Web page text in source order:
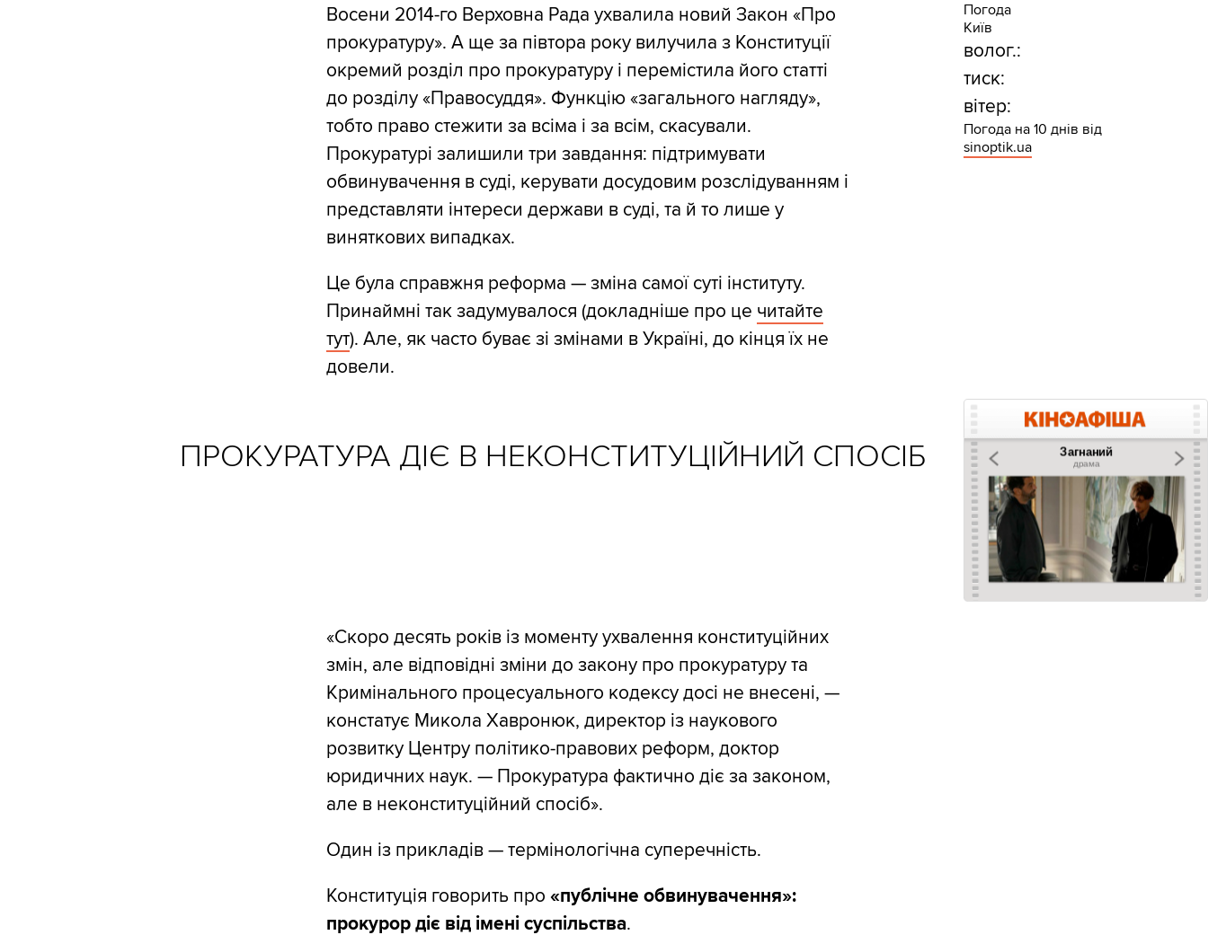
Восени 2014-го Верховна Рада ухвалила новий Закон «Про
прокуратуру». А ще за півтора року вилучила з Конституції
окремий розділ про прокуратуру і перемістила його статті
до розділу «Правосуддя». Функцію «загального нагляду»,
тобто право стежити за всіма і за всім, скасували.
Прокуратурі залишили три завдання: підтримувати
обвинувачення в суді, керувати досудовим розслідуванням і
представляти інтереси держави в суді, та й то лише у
виняткових випадках.
Це була справжня реформа — зміна самої суті інституту.
Принаймні так задумувалося (докладніше про це читайте
тут). Але, як часто буває зі змінами в Україні, до кінця їх не
довели.
ПРОКУРАТУРА ДІЄ В НЕКОНСТИТУЦІЙНИЙ СПОСІБ
«Скоро десять років із моменту ухвалення конституційних
змін, але відповідні зміни до закону про прокуратуру та
Кримінального процесуального кодексу досі не внесені, —
констатує Микола Хавронюк, директор із наукового
розвитку Центру політико-правових реформ, доктор
юридичних наук. — Прокуратура фактично діє за законом,
але в неконституційний спосіб».
Один із прикладів — термінологічна суперечність.
Конституція говорить про «публічне обвинувачення»:
прокурор діє від імені суспільства.
Погода
Київ
волог.:
тиск:
вітер:
Погода на 10 днів від
sinoptik.ua